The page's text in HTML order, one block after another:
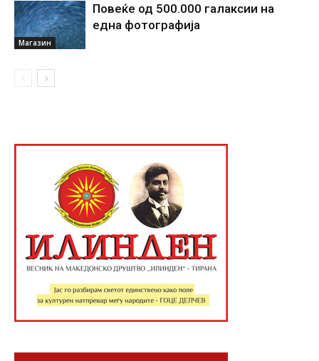
Магазин
Повеќе од 500.000 галаксии на
една фотографија